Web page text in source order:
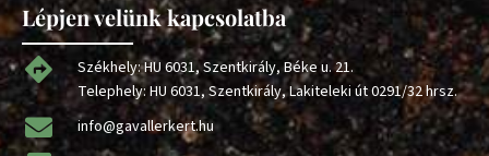
Lépjen velünk kapcsolatba
Székhely: HU 6031, Szentkirály, Béke u. 21.
Telephely: HU 6031, Szentkirály, Lakiteleki út 0291/32 hrsz.
info@gavallerkert.hu